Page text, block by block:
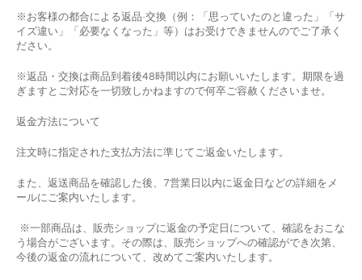
※お客様の都合による返品·交換（例：「思っていたのと違った」「サ
イズ違い」「必要なくなった」等）はお受けできませんのでご了承く
ださい。
※返品・交換は商品到着後48時間以内にお願いいたします。期限を過
ぎますとご対応を一切致しかねますので何卒ご容赦くださいませ。
返金方法について
注文時に指定された支払方法に準じてご返金いたします。
また、返送商品を確認した後、7営業日以内に返金日などの詳細をメ
ールにご案内いたします。
※一部商品は、販売ショップに返金の予定日について、確認をおこな
う場合がございます。その際は、販売ショップへの確認ができ次第、
今後の返金の流れについて、改めてご案内いたします。